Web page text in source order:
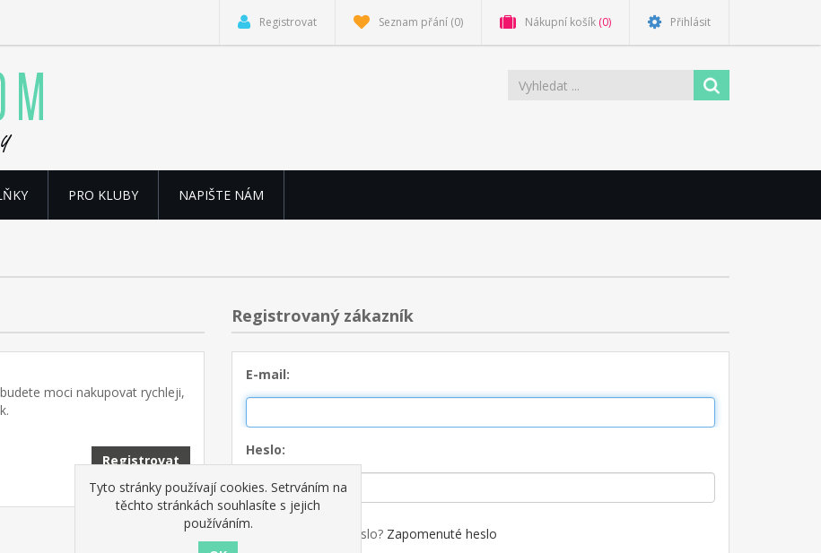
Registrovat Seznam přání (0) Nákupní košík (0) Přihlásit
PRO KLUBY NAPIŠTE NÁM
moci nakupovat rychleji,
Registrovat
Registrovaný zákazník
E-mail:
Heslo:
Zapamatovat heslo? Zapomenuté heslo
Tyto stránky používají cookies. Setrváním na
těchto stránkách souhlasíte s jejich
používáním.